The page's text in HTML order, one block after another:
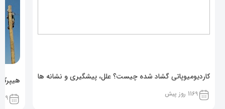
کاردیومیوپاتی گشاد شده چیست؟ علل، پیشگیری و نشانه ها
1169 روز پیش 1169